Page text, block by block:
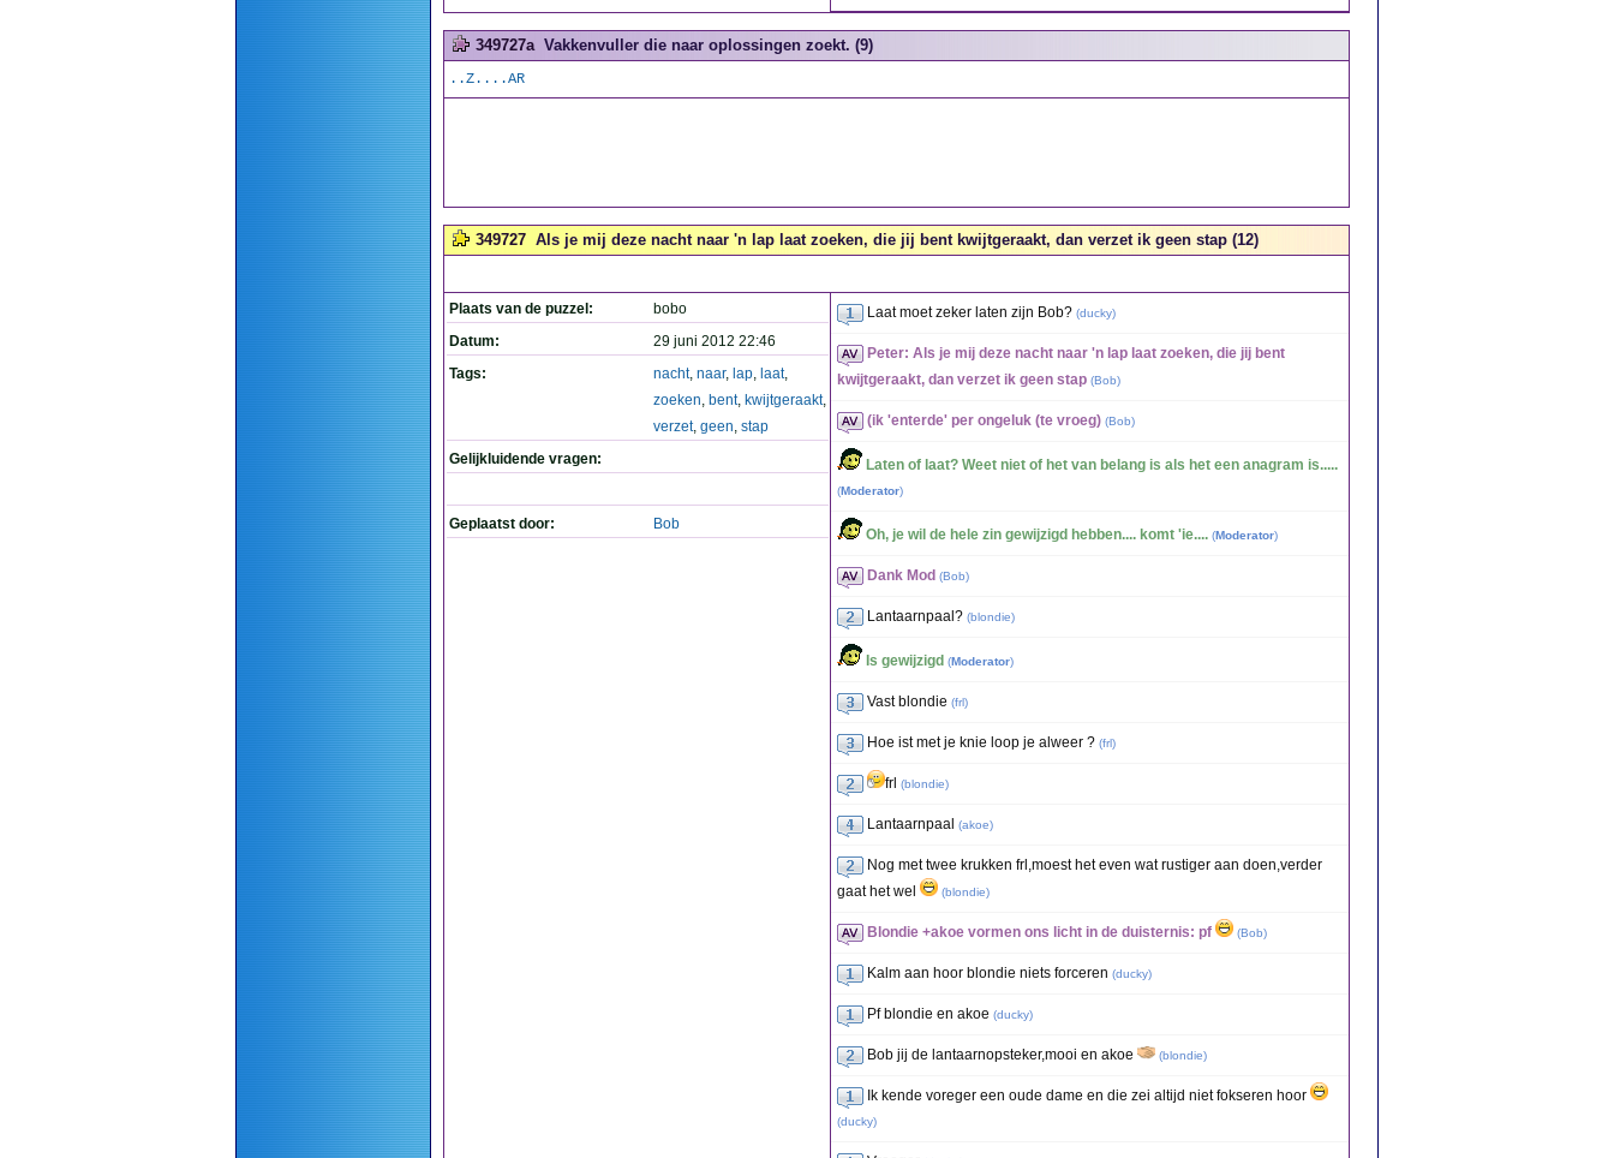
349727a Vakkenvuller die naar oplossingen zoekt. (9)
..Z....AR
349727 Als je mij deze nacht naar 'n lap laat zoeken, die jij bent kwijtgeraakt, dan verzet ik geen stap (12)
Plaats van de puzzel:
bobo
Datum:
29 juni 2012 22:46
Tags:
nacht, naar, lap, laat,
zoeken, bent, kwijtgeraakt,
verzet, geen, stap
Gelijkluidende vragen:
Geplaatst door: Bob
Laat moet zeker laten zijn Bob? (ducky)
Peter: Als je mij deze nacht naar 'n lap laat zoeken, die jij bent
kwijtgeraakt, dan verzet ik geen stap (Bob)
(ik 'enterde' per ongeluk (te vroeg) (Bob)
Laten of laat? Weet niet of het van belang is als het een anagram is.....
(Moderator)
Oh, je wil de hele zin gewijzigd hebben.... komt 'ie.... (Moderator)
Dank Mod (Bob)
Lantaarnpaal? (blondie)
Is gewijzigd (Moderator)
Vast blondie (frl)
Hoe ist met je knie loop je alweer ? (frl)
frl (blondie)
Lantaarnpaal (akoe)
Nog met twee krukken frl,moest het even wat rustiger aan doen,verder
gaat het wel
(blondie)
Blondie +akoe vormen ons licht in de duisternis: pf (Bob)
Kalm aan hoor blondie niets forceren (ducky)
Pf blondie en akoe (ducky)
Bob jij de lantaarnopsteker,mooi en akoe (blondie)
Ik kende voreger een oude dame en die zei altijd niet fokseren hoor
(ducky)